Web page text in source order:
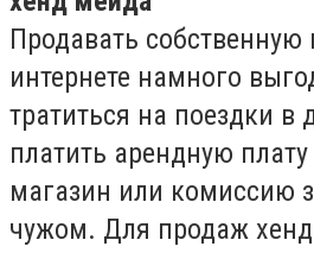
Продавать
интернете намного
тратиться на поездки в
платить арендную
магазин или комиссию
чужом. Для продаж